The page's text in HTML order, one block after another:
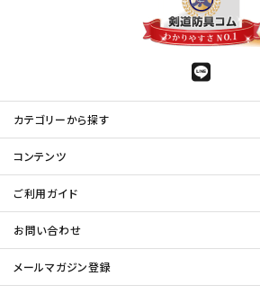
カテゴリーから探す
コンテンツ
ご利用ガイド
お問い合わせ
メールマガジン登録